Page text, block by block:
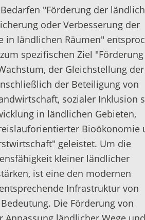
"Förderung der
oder Verbesserung der
in ländlichen Räumen"
spezifischen Ziel
der Gleichstellung der
der Beteiligung von
sozialer Inklusion
in ländlichen Gebieten,
Bioökonomie
geleistet. Um die
kleiner ländlicher
ist eine den modernen
Infrastruktur von
Die Förderung von